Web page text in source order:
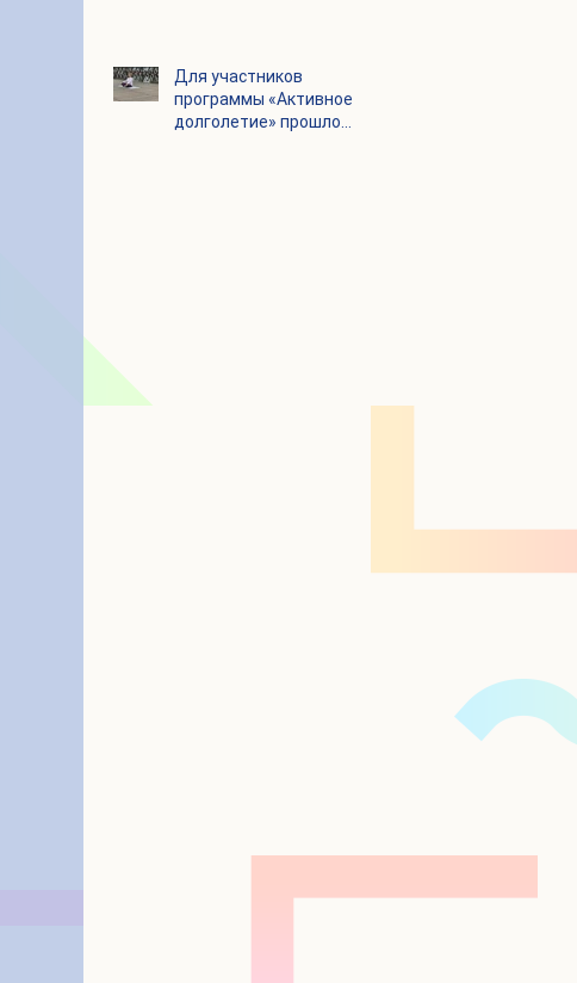
Для участников
программы «Активное
долголетие» прошло